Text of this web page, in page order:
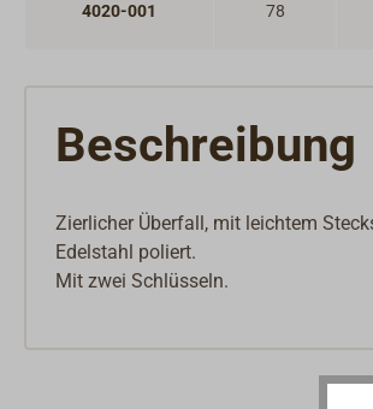
4020-001 78
Beschreibung
Zierlicher Überfall, mit leichtem
Edelstahl poliert.
Mit zwei Schlüsseln.